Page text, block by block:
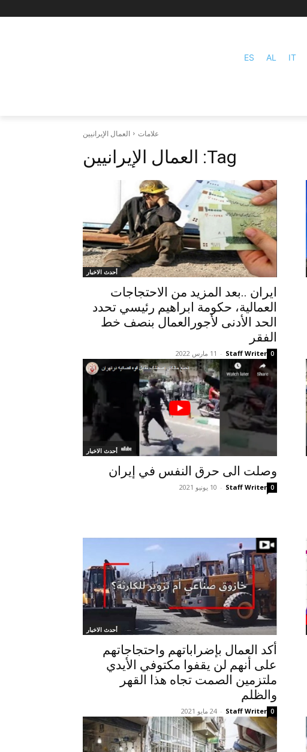
ES AL IT
علامات العمال الإيرانيين
Tag: العمال الإيرانيين
أحدث الاخبار
ایران ..بعد المزید من الاحتجاجات
العمالیة، حكومة ابراهيم رئيسي تحدد
الحد الأدنى لأجورالعمال بنصف خط
الفقر
Staff Writer
- 11 مارس 2022 0
أحدث الاخبار
وصلت الی حرق النفس في إيران
Staff Writer
- 10 يونيو 2021 0
أحدث الاخبار
أكد العمال بإضراباتهم واحتجاجاتهم
على أنهم لن يقفوا مكتوفي الأيدي
ملتزمين الصمت تجاه هذا القهر
والظلم
Staff Writer
- 24 مايو 2021 0